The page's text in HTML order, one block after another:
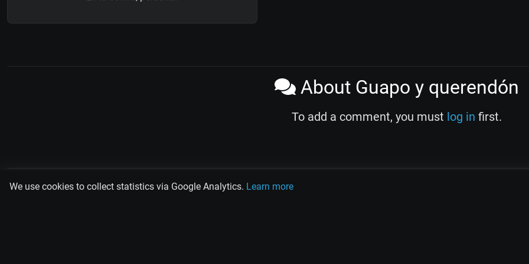
We use cookies to collect statistics via Google Analytics. Learn more
About Guapo y querendón
To add a comment, you must log in first.
PLAY MUSIC SCAN TANGOLINK